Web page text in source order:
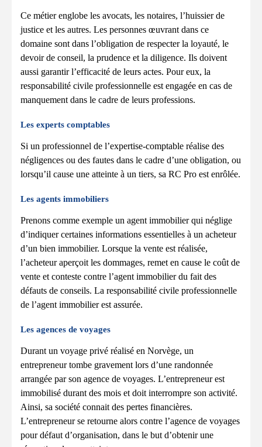
Ce métier englobe les avocats, les notaires, l’huissier de
justice et les autres. Les personnes œuvrant dans ce
domaine sont dans l’obligation de respecter la loyauté, le
devoir de conseil, la prudence et la diligence. Ils doivent
aussi garantir l’efficacité de leurs actes. Pour eux, la
responsabilité civile professionnelle est engagée en cas de
manquement dans le cadre de leurs professions.
Les experts comptables
Si un professionnel de l’expertise-comptable réalise des
négligences ou des fautes dans le cadre d’une obligation, ou
lorsqu’il cause une atteinte à un tiers, sa RC Pro est enrôlée.
Les agents immobiliers
Prenons comme exemple un agent immobilier qui néglige
d’indiquer certaines informations essentielles à un acheteur
d’un bien immobilier. Lorsque la vente est réalisée,
l’acheteur aperçoit les dommages, remet en cause le coût de
vente et conteste contre l’agent immobilier du fait des
défauts de conseils. La responsabilité civile professionnelle
de l’agent immobilier est assurée.
Les agences de voyages
Durant un voyage privé réalisé en Norvège, un
entrepreneur tombe gravement lors d’une randonnée
arrangée par son agence de voyages. L’entrepreneur est
immobilisé durant des mois et doit interrompre son activité.
Ainsi, sa société connait des pertes financières.
L’entrepreneur se retourne alors contre l’agence de voyages
pour défaut d’organisation, dans le but d’obtenir une